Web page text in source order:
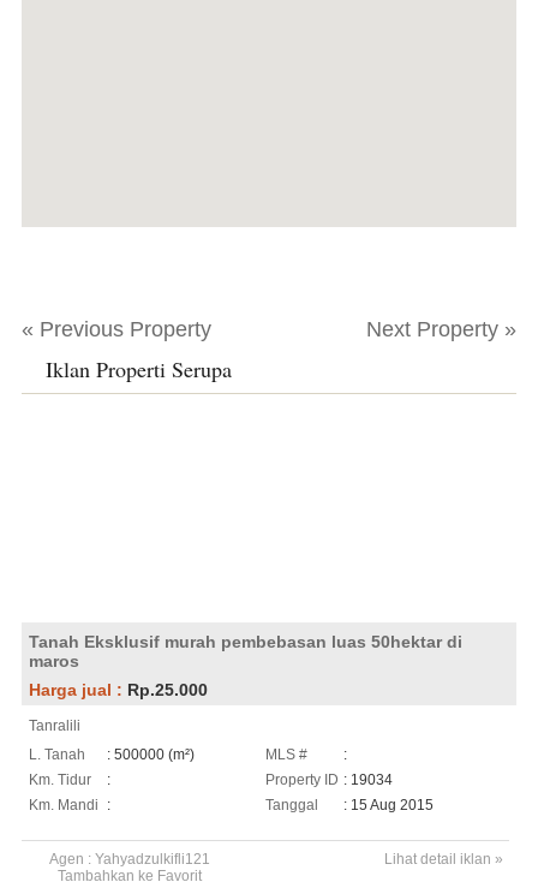
« Previous Property Next Property »
Iklan Properti Serupa
Tanah Eksklusif murah pembebasan luas 50hektar di
maros
Harga jual : Rp.25.000
Tanralili
L. Tanah
: 500000 (m²)
Km. Tidur
:
Km. Mandi
:
MLS #
:
Property ID : 19034
Tanggal
: 15 Aug 2015
Agen : Yahyadzulkifli121
Lihat detail iklan »
Tambahkan ke Favorit